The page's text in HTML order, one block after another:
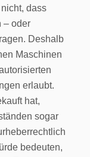
dass
– oder
Deshalb
Maschinen
erlaubt.
hat,
sogar
bedeuten,